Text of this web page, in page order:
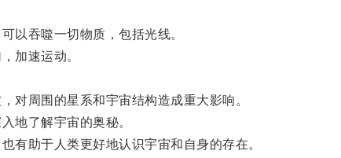
吞噬一切物质，包括光线。
加速运动。
周围的星系和宇宙结构造成重大影响。
地了解宇宙的奥秘。
助于人类更好地认识宇宙和自身的存在。